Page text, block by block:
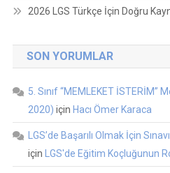
2026 LGS Türkçe İçin Doğru
SON YORUMLAR
5. Sınıf “MEMLEKET İSTERİM”
2020) için Hacı Ömer Karaca
LGS’de Başarılı Olmak İçin
için
LGS'de Eğitim Koçluğunun